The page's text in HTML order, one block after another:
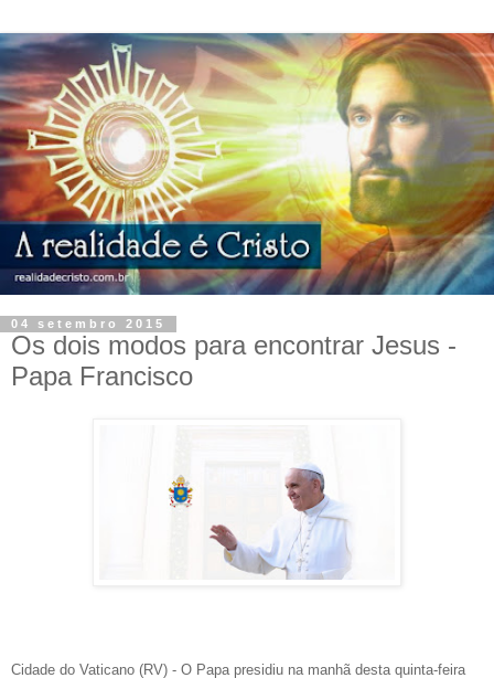
04 setembro 2015
Os dois modos para encontrar Jesus -
Papa Francisco
Cidade do Vaticano (RV) - O Papa presidiu na manhã desta quinta-feira